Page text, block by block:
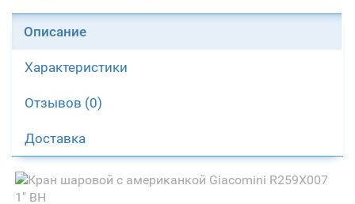
Описание
Характеристики
Отзывов (0)
Доставка